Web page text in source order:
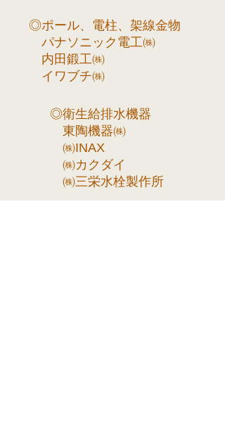
◎ポール、電柱、架線金物
パナソニック電工㈱
内田鍛工㈱
イワブチ㈱
◎衛生給排水機器
東陶機器㈱
㈱INAX
㈱カクダイ
㈱三栄水栓製作所